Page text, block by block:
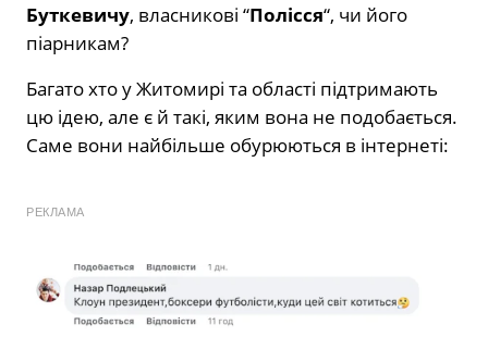
Буткевичу, власникові “Полісся“, чи його
піарникам?
Багато хто у Житомирі та області підтримають
цю ідею, але є й такі, яким вона не подобається.
Саме вони найбільше обурюються в інтернеті:
РЕКЛАМА